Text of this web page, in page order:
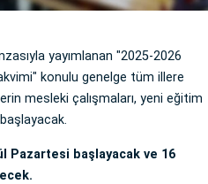
yayımlanan "2025-2026
konulu genelge tüm illere
mesleki çalışmaları, yeni eğitim
Pazartesi başlayacak ve 16